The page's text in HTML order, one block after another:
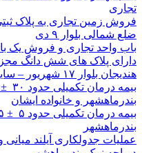
تجاری
ضلع شمالی بلوار ۹ دی
دارای پلاک های شش دانگ
هندیجان بلوار ۱۷ شهریور – سایت صنعتی
بندرماهشهر و خانواده ایشان
بندرماهشهر
عملیات جدولکاری آیلند